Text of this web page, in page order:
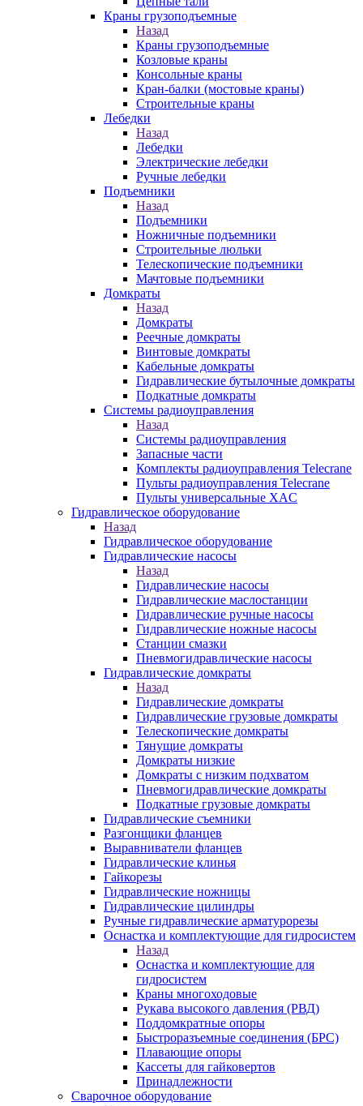
Краны грузоподъемные
Назад
Краны грузоподъемные
Козловые краны
Консольные краны
Кран-балки (мостовые краны)
Строительные краны
Лебедки
Назад
Лебедки
Электрические лебедки
Ручные лебедки
Подъемники
Назад
Подъемники
Ножничные подъемники
Строительные люльки
Телескопические подъемники
Мачтовые подъемники
Домкраты
Назад
Домкраты
Реечные домкраты
Винтовые домкраты
Кабельные домкраты
Гидравлические бутылочные домкраты
Подкатные домкраты
Системы радиоуправления
Назад
Системы радиоуправления
Запасные части
Комплекты радиоуправления Telecrane
Пульты радиоуправления Telecrane
Пульты универсальные XAC
Гидравлическое оборудование
Назад
Гидравлическое оборудование
Гидравлические насосы
Назад
Гидравлические насосы
Гидравлические маслостанции
Гидравлические ручные насосы
Гидравлические ножные насосы
Станции смазки
Пневмогидравлические насосы
Гидравлические домкраты
Назад
Гидравлические домкраты
Гидравлические грузовые домкраты
Телескопические домкраты
Тянущие домкраты
Домкраты низкие
Домкраты с низким подхватом
Пневмогидравлические домкраты
Подкатные грузовые домкраты
Гидравлические съемники
Разгонщики фланцев
Выравниватели фланцев
Гидравлические клинья
Гайкорезы
Гидравлические ножницы
Гидравлические цилиндры
Ручные гидравлические арматурорезы
Оснастка и комплектующие для гидросистем
Назад
Оснастка и комплектующие для
гидросистем
Краны многоходовые
Рукава высокого давления (РВД)
Поддомкратные опоры
Быстроразъемные соединения (БРС)
Плавающие опоры
Кассеты для гайковертов
Принадлежности
Сварочное оборудование